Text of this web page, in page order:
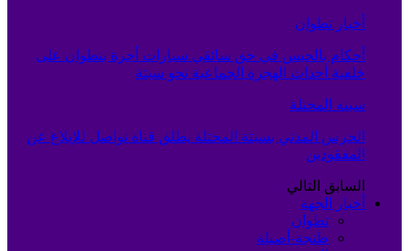
أخبار تطوان
أحكام بالحبس في حق سائقي سيارات أجرة بتطوان على
خلفية أحداث الهجرة الجماعية نحو سبتة
سبته المحتلة
الحرس المدني بسبتة المحتلة يطلق قناة تواصل للإبلاغ عن
المفقودين
السابق التالي
أخبار الجهة
تطوان
طنجة-أصيلة